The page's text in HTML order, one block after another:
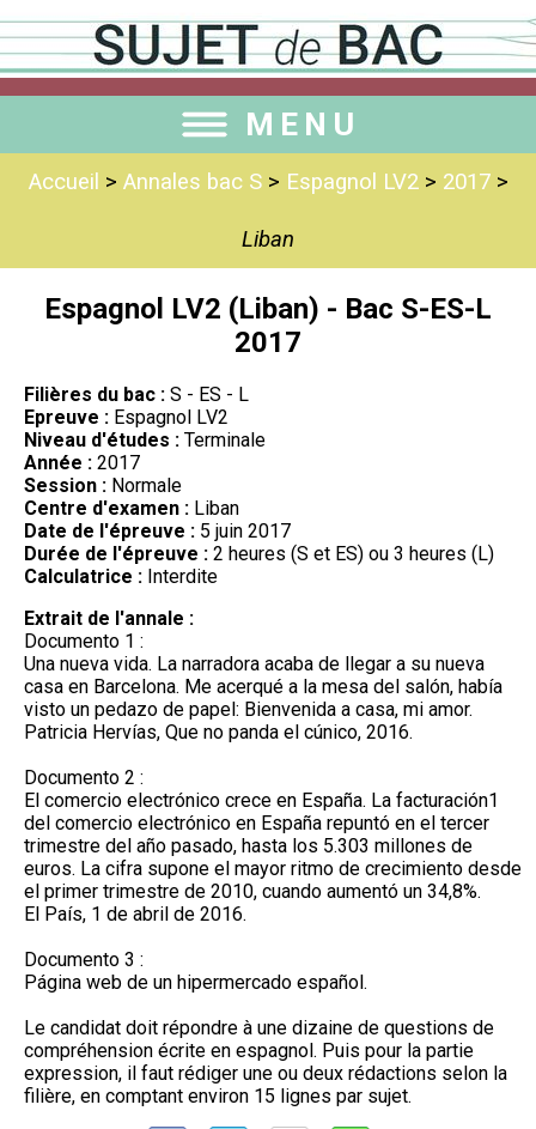
MENU
Accueil > Annales bac S> Espagnol LV2> 2017>
Liban
Espagnol LV2 (Liban) - Bac S-ES-L
2017
Filières du bac : S - ES - L
Epreuve : Espagnol LV2
Niveau d'études : Terminale
Année : 2017
Session : Normale
Centre d'examen : Liban
Date de l'épreuve : 5 juin 2017
Durée de l'épreuve : 2 heures (S et ES) ou 3 heures (L)
Calculatrice : Interdite
Extrait de l'annale :
Documento 1 :
Una nueva vida. La narradora acaba de llegar a su nueva
casa en Barcelona. Me acerqué a la mesa del salón, había
visto un pedazo de papel: Bienvenida a casa, mi amor.
Patricia Hervías, Que no panda el cúnico, 2016.
Documento 2 :
El comercio electrónico crece en España. La facturación1
del comercio electrónico en España repuntó en el tercer
trimestre del año pasado, hasta los 5.303 millones de
euros. La cifra supone el mayor ritmo de crecimiento desde
el primer trimestre de 2010, cuando aumentó un 34,8%.
El País, 1 de abril de 2016.
Documento 3 :
Página web de un hipermercado español.
Le candidat doit répondre à une dizaine de questions de
compréhension écrite en espagnol. Puis pour la partie
expression, il faut rédiger une ou deux rédactions selon la
filière, en comptant environ 15 lignes par sujet.